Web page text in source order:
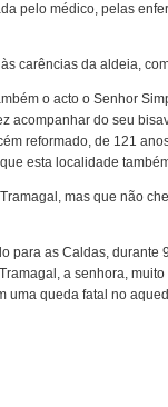
pelo médico, pelas
carências da aldeia,
o acto o Senhor
acompanhar do seu
reformado, de 121
esta localidade
mas que não
para as Caldas,
a senhora,
uma queda fatal no